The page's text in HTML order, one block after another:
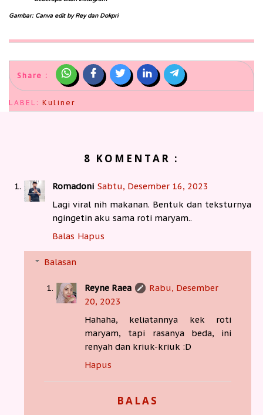
Gambar: Canva edit by Rey dan Dokpri
Share :
LABEL: Kuliner
8 KOMENTAR :
Romadoni Sabtu, Desember 16, 2023
Lagi viral nih makanan. Bentuk dan teksturnya
ngingetin aku sama roti maryam..
Balas Hapus
Balasan
Reyne Raea
Rabu, Desember
20, 2023
Hahaha, keliatannya kek roti
maryam, tapi rasanya beda, ini
renyah dan kriuk-kriuk :D
Hapus
BALAS